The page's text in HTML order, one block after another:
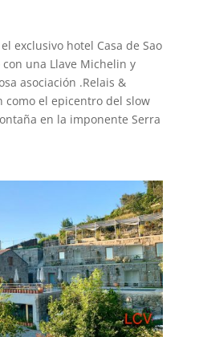
exclusivo hotel Casa de Sao
una Llave Michelin y
asociación .Relais &
como el epicentro del slow
en la imponente Serra